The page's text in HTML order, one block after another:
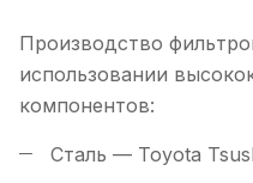
Производство
использовании
компонентов:
Сталь — Toyota